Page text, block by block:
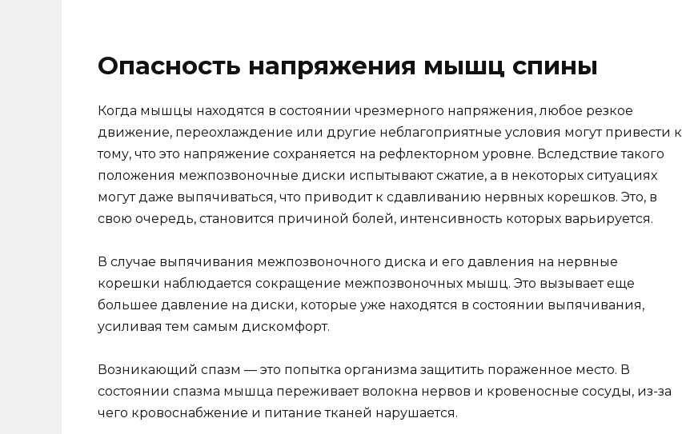
Опасность напряжения мышц спины
Когда мышцы находятся в состоянии чрезмерного напряжения, любое резкое
движение, переохлаждение или другие неблагоприятные условия могут привести к
тому, что это напряжение сохраняется на рефлекторном уровне. Вследствие такого
положения межпозвоночные диски испытывают сжатие, а в некоторых ситуациях
могут даже выпячиваться, что приводит к сдавливанию нервных корешков. Это, в
свою очередь, становится причиной болей, интенсивность которых варьируется.
В случае выпячивания межпозвоночного диска и его давления на нервные
корешки наблюдается сокращение межпозвоночных мышц. Это вызывает еще
большее давление на диски, которые уже находятся в состоянии выпячивания,
усиливая тем самым дискомфорт.
Возникающий спазм — это попытка организма защитить пораженное место. В
состоянии спазма мышца переживает волокна нервов и кровеносные сосуды, из-за
чего кровоснабжение и питание тканей нарушается.